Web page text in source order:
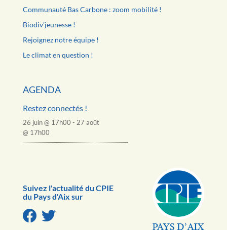
Communauté Bas Carbone : zoom mobilité !
Biodiv’jeunesse !
Rejoignez notre équipe !
Le climat en question !
AGENDA
Restez connectés !
26 juin @ 17h00 - 27 août
@ 17h00
Suivez l'actualité du CPIE
du Pays d'Aix sur